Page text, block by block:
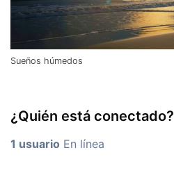
Sueños húmedos
¿Quién está conectado?
1 usuario En línea